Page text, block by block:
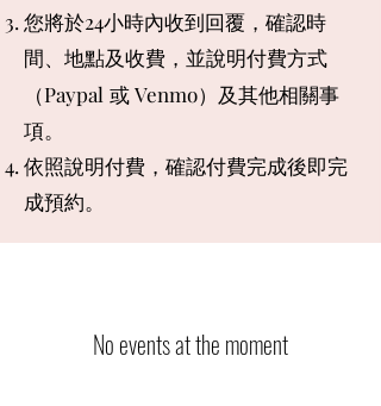
​您將於24小時內收到回覆，確認時
間、地點及收費，並說明付費方式
（Paypal 或 Venmo）及其他相關事
項。
依照說明付費， 確認​付費完成後即完
成預約。
No events at the moment